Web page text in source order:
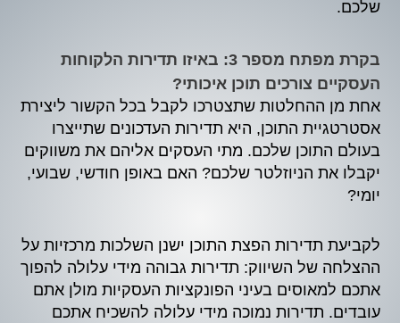
שלכם.
בקרת מפתח מספר 3: באיזו תדירות הלקוחות
העסקיים צורכים תוכן איכותי?
אחת מן ההחלטות שתצטרכו לקבל בכל הקשור ליצירת
אסטרטגיית התוכן, היא תדירות העדכונים שתייצרו
בעולם התוכן שלכם. מתי העסקים אליהם את משווקים
יקבלו את הניוזלטר שלכם? האם באופן חודשי, שבועי,
יומי?
לקביעת תדירות הפצת התוכן ישנן השלכות מרכזיות על
ההצלחה של השיווק: תדירות גבוהה מידי עלולה להפוך
אתכם למאוסים בעיני הפונקציות העסקיות מולן אתם
עובדים. תדירות נמוכה מידי עלולה להשכיח אתכם